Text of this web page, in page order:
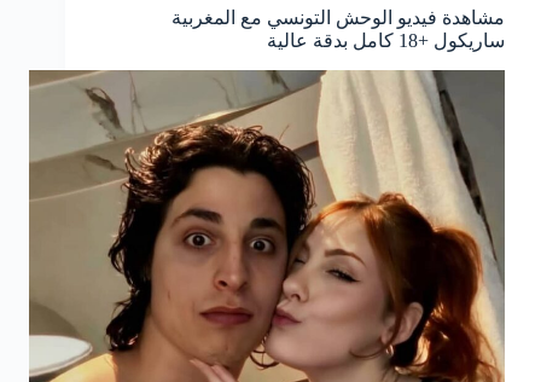
مشاهدة فيديو الوحش التونسي مع المغربية
ساريكول +18 كامل بدقة عالية